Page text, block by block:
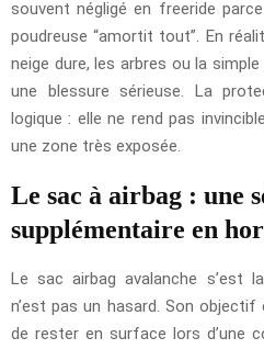
souvent négligé en freeride
poudreuse “amortit tout”. En
neige dure, les arbres ou la
une blessure sérieuse. La
logique : elle ne rend pas
une zone très exposée.
Le sac à airbag : une
supplémentaire en
Le sac airbag avalanche s’est
n’est pas un hasard. Son
de rester en surface lors d’une